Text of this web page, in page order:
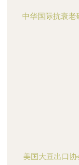
中华国际抗衰
美国大豆出口